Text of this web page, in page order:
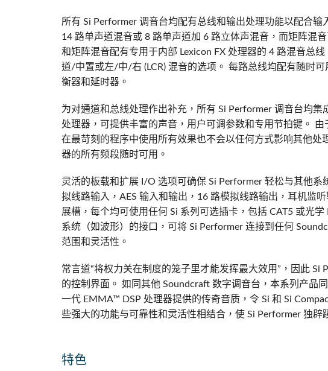
所有 Si Performer 调音台均配有总线和输出处理功能以配合
14 路单声道混音或 8 路单声道加 6 路立体声混音，而矩阵混
和矩阵混音配有专用于内部 Lexicon FX 处理器的 4 路混音总
道/中置或左/中/右 (LCR) 混音的选项。 每路总线均配有随时
衡器和延时器。
为对通道和总线处理作出补充，所有 Si Performer 调音台均集
处理器，可提供丰富的声音，用户可调参数和专用节拍键。
在最苛刻的程序中使用所有效果也不会以任何方式影响其他处
器的所有频段随时可用。
灵活的板载和扩展 I/O 选项可确保 Si Performer 轻松与其他系
拟线路输入，AES 输入和输出，16 路模拟线路输出，耳机监
展槽，每个均可使用任何 Si 系列可选插卡，包括 CAT5 或光
系统（如波形）的接口，可将 Si Performer 连接到任何
范围和灵活性。
常言道“将权力关在制度的笼子里才能发挥最大效用”，因此 Si
的控制界面。 如同其他 Soundcraft 数字调音台，本系列产品
一代 EMMA™ DSP 处理器提供的传奇音质，令 Si 和 Si
些强大的功能与可靠性和灵活性相结合，使 Si Performer 独辟
特色